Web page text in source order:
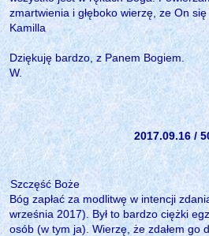
zmartwienia i głęboko wierzę, ze On
Kamilla
Dziękuję bardzo, z Panem Bogiem.
W.
2017.09.16 /
Szczęść Boże
Bóg zapłać za modlitwę w intencji
września 2017). Był to bardzo ciężki
osób (w tym ja). Wierzę, że zdałem go